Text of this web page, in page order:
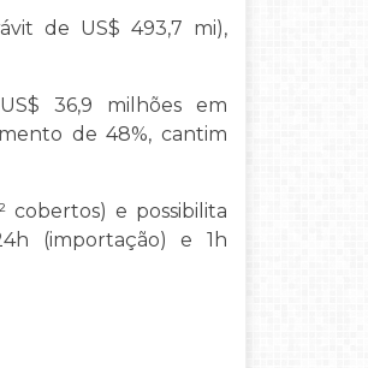
de US$ 493,7 mi),
36,9 milhões em
de 48%, cantim
cobertos) e possibilita
(importação) e 1h